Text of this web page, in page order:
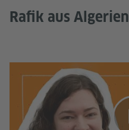
Rafik aus Algerien